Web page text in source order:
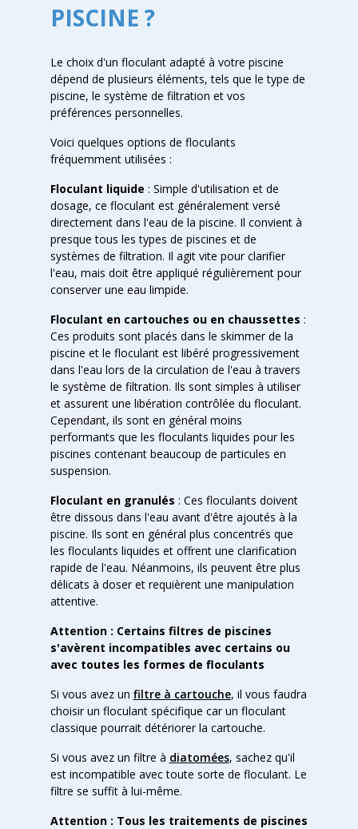
PISCINE ?
Le choix d'un floculant adapté à votre piscine
dépend de plusieurs éléments, tels que le type de
piscine, le système de filtration et vos
préférences personnelles.
Voici quelques options de floculants
fréquemment utilisées :
Floculant liquide : Simple d'utilisation et de
dosage, ce floculant est généralement versé
directement dans l'eau de la piscine. Il convient à
presque tous les types de piscines et de
systèmes de filtration. Il agit vite pour clarifier
l'eau, mais doit être appliqué régulièrement pour
conserver une eau limpide.
Floculant en cartouches ou en chaussettes :
Ces produits sont placés dans le skimmer de la
piscine et le floculant est libéré progressivement
dans l'eau lors de la circulation de l'eau à travers
le système de filtration. Ils sont simples à utiliser
et assurent une libération contrôlée du floculant.
Cependant, ils sont en général moins
performants que les floculants liquides pour les
piscines contenant beaucoup de particules en
suspension.
Floculant en granulés : Ces floculants doivent
être dissous dans l'eau avant d'être ajoutés à la
piscine. Ils sont en général plus concentrés que
les floculants liquides et offrent une clarification
rapide de l'eau. Néanmoins, ils peuvent être plus
délicats à doser et requièrent une manipulation
attentive.
Attention : Certains filtres de piscines
s'avèrent incompatibles avec certains ou
avec toutes les formes de floculants
Si vous avez un filtre à cartouche, il vous faudra
choisir un floculant spécifique car un floculant
classique pourrait détériorer la cartouche.
Si vous avez un filtre à diatomées, sachez qu'il
est incompatible avec toute sorte de floculant. Le
filtre se suffit à lui-même.
Attention : Tous les traitements de piscines